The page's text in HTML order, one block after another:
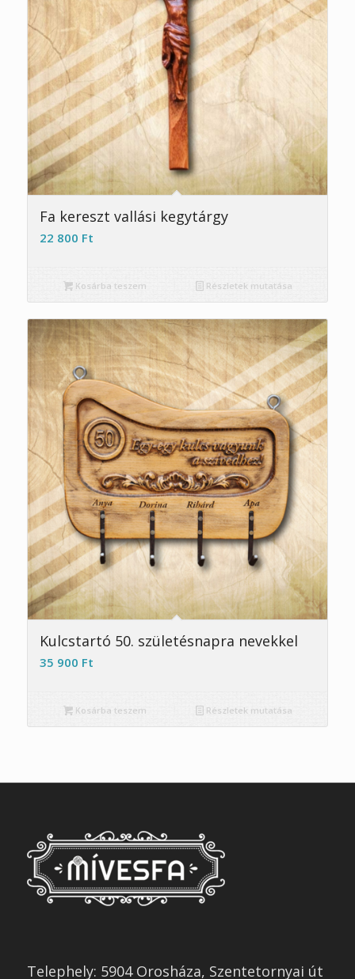
Fa kereszt vallási kegytárgy
22 800 Ft
Kosárba teszem Részletek mutatása
Kulcstartó 50. születésnapra nevekkel
35 900 Ft
Kosárba teszem Részletek mutatása
Telephely: 5904 Orosháza, Szentetornyai út